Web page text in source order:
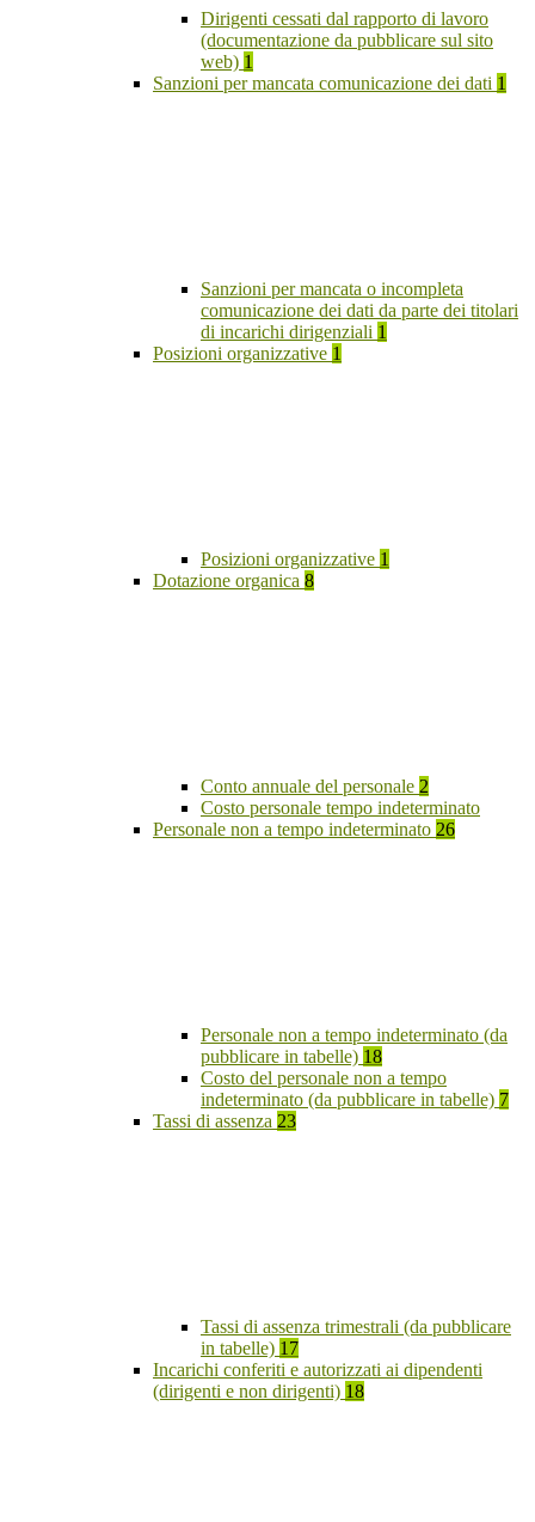
Dirigenti cessati dal rapporto di lavoro
(documentazione da pubblicare sul sito
web) 1
Sanzioni per mancata comunicazione dei dati 1
Sanzioni per mancata o incompleta
comunicazione dei dati da parte dei titolari
di incarichi dirigenziali 1
Posizioni organizzative 1
Posizioni organizzative 1
Dotazione organica 8
Conto annuale del personale 2
Costo personale tempo indeterminato
Personale non a tempo indeterminato 26
Personale non a tempo indeterminato (da
pubblicare in tabelle) 18
Costo del personale non a tempo
indeterminato (da pubblicare in tabelle) 7
Tassi di assenza 23
Tassi di assenza trimestrali (da pubblicare
in tabelle) 17
Incarichi conferiti e autorizzati ai dipendenti
(dirigenti e non dirigenti) 18